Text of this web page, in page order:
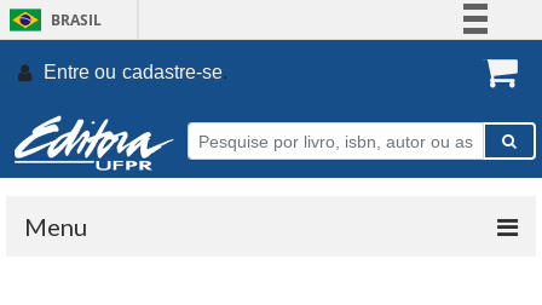
BRASIL
Participe
Entre ou cadastre-se.
Menu